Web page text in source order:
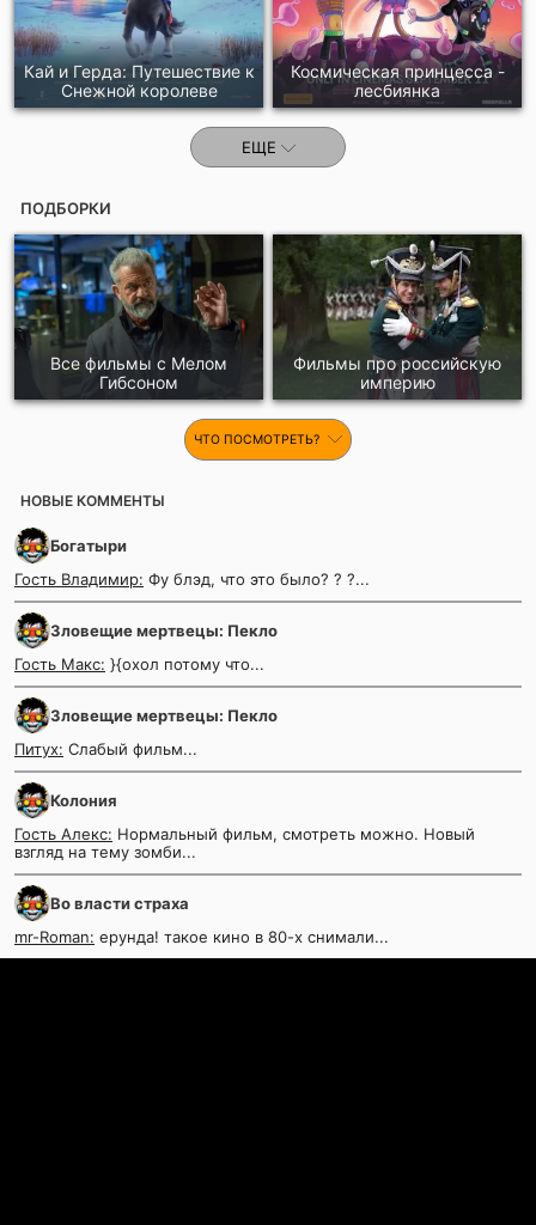
Кай и Герда: Путешествие к
Снежной королеве
Космическая принцесса -
лесбиянка
ЕЩЕ
ПОДБОРКИ
Все фильмы с Мелом
Гибсоном
Фильмы про российскую
империю
ЧТО ПОСМОТРЕТЬ?
НОВЫЕ КОММЕНТЫ
Богатыри
Гость Владимир: Фу блэд, что это было? ? ?...
Зловещие мертвецы: Пекло
Гость Макс: }{охол потому что...
Зловещие мертвецы: Пекло
Питух: Слабый фильм...
Колония
Гость Алекс: Нормальный фильм, смотреть можно. Новый
взгляд на тему зомби...
Во власти страха
mr-Roman: ерунда! такое кино в 80-х снимали...